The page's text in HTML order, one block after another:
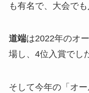
も有名で、大会でも
道端は2022年のオ
場し、4位入賞でし
そして今年の「オ